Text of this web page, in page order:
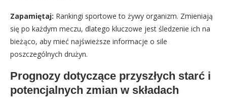
Zapamiętaj: Rankingi sportowe to żywy organizm. Zmieniają
się po każdym meczu, dlatego kluczowe jest śledzenie ich na
bieżąco, aby mieć najświeższe informacje o sile
poszczególnych drużyn.
Prognozy dotyczące przyszłych starć i
potencjalnych zmian w składach